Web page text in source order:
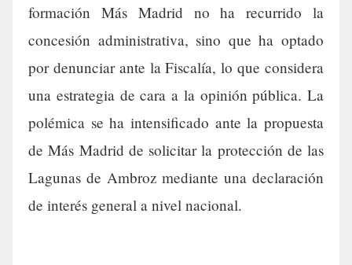
formación Más Madrid no ha recurrido la
concesión administrativa, sino que ha optado
por denunciar ante la Fiscalía, lo que considera
una estrategia de cara a la opinión pública. La
polémica se ha intensificado ante la propuesta
de Más Madrid de solicitar la protección de las
Lagunas de Ambroz mediante una declaración
de interés general a nivel nacional.